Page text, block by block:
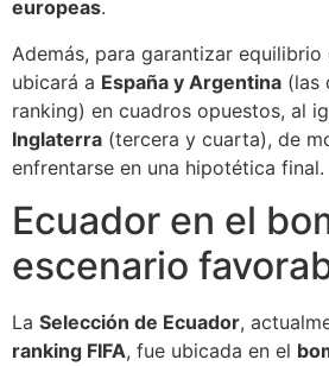
europeas.
Además, para garantizar equilibrio
ubicará a España y Argentina (las
ranking) en cuadros opuestos, al
Inglaterra (tercera y cuarta), de
enfrentarse en una hipotética final.
Ecuador en el
escenario
La Selección de Ecuador,
ranking FIFA, fue ubicada en el